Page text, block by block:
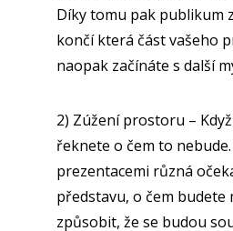
Díky tomu pak publikum
končí která část vašeho
naopak začínáte s další
2) Zúžení prostoru –
řeknete o čem to
prezentacemi různá
představu, o čem budete
způsobit, že se budou